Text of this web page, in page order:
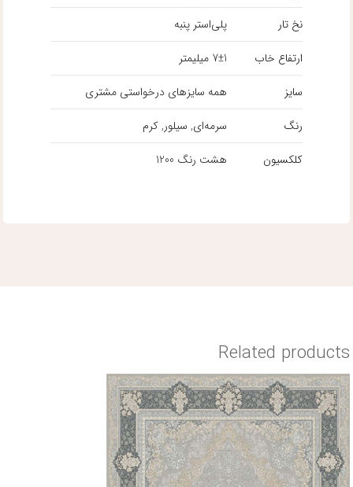
نخ تار
پلی‌استر پنبه
ارتفاع خاب
7±1 میلیمتر
سایز
همه سایزهای درخواستی مشتری
رنگ
سرمه‌ای, سیلور, کرم
کلکسیون
هشت رنگ 1200
Related products